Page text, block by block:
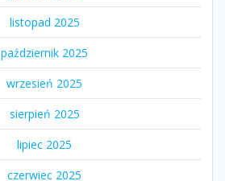
listopad 2025
październik 2025
wrzesień 2025
sierpień 2025
lipiec 2025
czerwiec 2025